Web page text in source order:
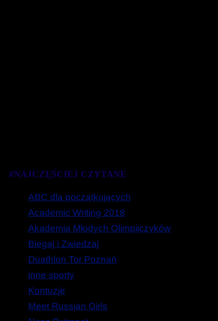
#NAJCZĘŚCIEJ CZYTANE
ABC dla początkujących
Academic Writing 2018
Akademia Młodych Olimpijczyków
Biegaj i Zwiedzaj
Duathlon Tor Poznań
inne sporty
Kontuzje
Meet Russian Girls